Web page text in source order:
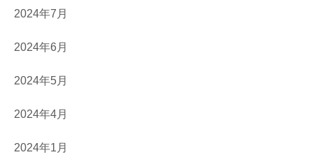
2024年7月
2024年6月
2024年5月
2024年4月
2024年1月